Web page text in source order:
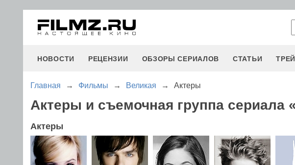
НОВОСТИ РЕЦЕНЗИИ ОБЗОРЫ СЕРИАЛОВ СТАТЬИ
Главная → Фильмы → Великая → Актеры
Актеры и съемочная группа сериала
Актеры